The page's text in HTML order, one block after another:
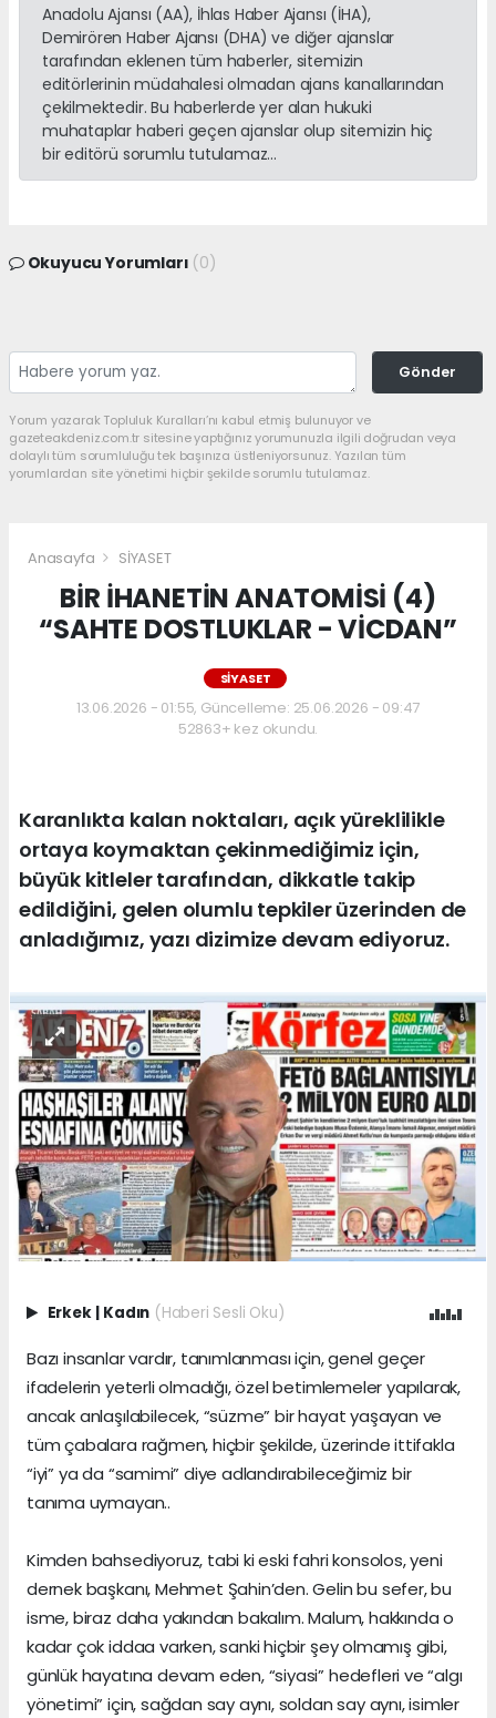
Anadolu Ajansı (AA), İhlas Haber Ajansı (İHA),
Demirören Haber Ajansı (DHA) ve diğer ajanslar
tarafından eklenen tüm haberler, sitemizin
editörlerinin müdahalesi olmadan ajans kanallarından
çekilmektedir. Bu haberlerde yer alan hukuki
muhataplar haberi geçen ajanslar olup sitemizin hiç
bir editörü sorumlu tutulamaz...
Okuyucu Yorumları (0)
Gönder
Yorum yazarak Topluluk Kuralları’nı kabul etmiş bulunuyor ve
gazeteakdeniz.com.tr sitesine yaptığınız yorumunuzla ilgili doğrudan veya
dolaylı tüm sorumluluğu tek başınıza üstleniyorsunuz. Yazılan tüm
yorumlardan site yönetimi hiçbir şekilde sorumlu tutulamaz.
Anasayfa SİYASET
BİR İHANETİN ANATOMİSİ (4)
“SAHTE DOSTLUKLAR - VİCDAN”
SİYASET
13.06.2026 - 01:55, Güncelleme: 25.06.2026 - 09:47
52863+ kez okundu.
Karanlıkta kalan noktaları, açık yüreklilikle
ortaya koymaktan çekinmediğimiz için,
büyük kitleler tarafından, dikkatle takip
edildiğini, gelen olumlu tepkiler üzerinden de
anladığımız, yazı dizimize devam ediyoruz.
Erkek | Kadın (Haberi Sesli Oku)
Bazı insanlar vardır, tanımlanması için, genel geçer
ifadelerin yeterli olmadığı, özel betimlemeler yapılarak,
ancak anlaşılabilecek, “süzme” bir hayat yaşayan ve
tüm çabalara rağmen, hiçbir şekilde, üzerinde ittifakla
“iyi” ya da “samimi” diye adlandırabileceğimiz bir
tanıma uymayan..
Kimden bahsediyoruz, tabi ki eski fahri konsolos, yeni
dernek başkanı, Mehmet Şahin’den. Gelin bu sefer, bu
isme, biraz daha yakından bakalım. Malum, hakkında o
kadar çok iddaa varken, sanki hiçbir şey olmamış gibi,
günlük hayatına devam eden, “siyasi” hedefleri ve “algı
yönetimi” için, sağdan say aynı, soldan say aynı, isimler